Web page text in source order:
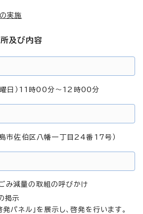
実施
及び内容
日）11時00分～12時00分
島市佐伯区八幡一丁目24番17号）
み減量の取組の呼びかけ
掲示
発パネル」を展示し、啓発を行います。